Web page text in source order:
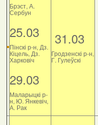
Брэст, А.
Сербун
25.03
Пінскі р-н, Дз.
Кіцель, Дз.
Харковіч
29.03
Маларыцкі р-
н, Ю. Янкевіч,
А. Рак
31.03
Гродзенскі р-н,
Г. Гулеўскі